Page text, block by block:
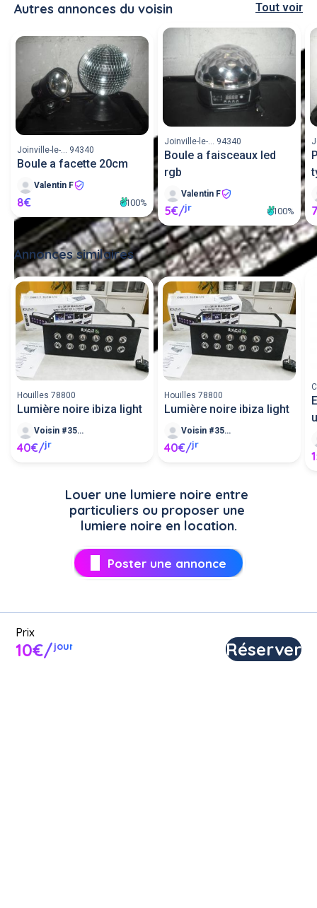
Réserver
Prix
10€/jour
Autres annonces du voisin Tout voir
Joinville-le-... 94340
Boule a facette 20cm
Valentin F
8€ 100%
Joinville-le-... 94340
Boule a faisceaux led
rgb
Valentin F
5€/jr 100%
Annonces similaires Tout voir
Houilles 78800
Lumière noire ibiza light
Voisin #35182
40€/jr
Houilles 78800
Lumière noire ibiza light
Voisin #35182
40€/jr
Louer une lumiere noire entre
particuliers ou proposer une
lumiere noire en location.
Poster une annonce